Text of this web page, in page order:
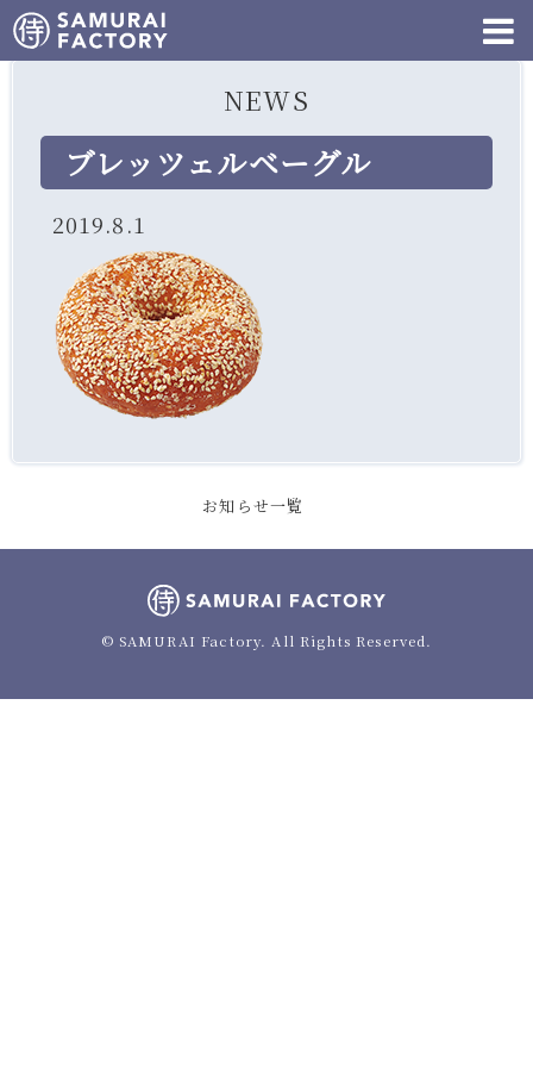
NEWS
ブレッツェルベーグル
2019.8.1
お知らせ一覧
© SAMURAI Factory. All Rights Reserved.